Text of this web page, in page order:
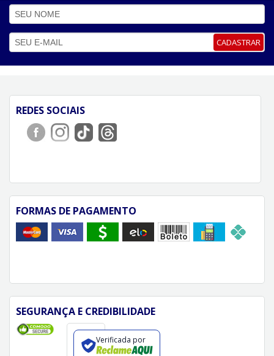
CADASTRAR
REDES SOCIAIS
FORMAS DE PAGAMENTO
SEGURANÇA E CREDIBILIDADE
Verificada por